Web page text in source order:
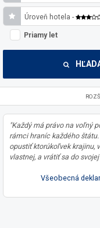
Úroveň hotela -
Priamy let
"Každý má právo na voľný
rámci hraníc každého
opustiť ktorúkoľvek krajinu,
vlastnej, a vrátiť sa do svojej
Všeobecná